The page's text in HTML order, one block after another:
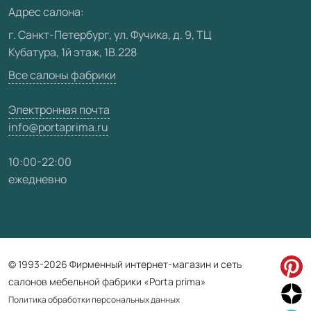
Карта сайта
Адрес салона:
г. Санкт-Петербург, ул. Фучика, д. 9, ТЦ
Кубатура, 1й этаж, 1В.228
Все салоны фабрики
Электронная почта
info@portaprima.ru
10:00-22:00
ежедневно
© 1993-2026 Фирменный интернет-магазин и сеть
салонов мебельной фабрики «Porta prima»
Политика обработки персональных данных